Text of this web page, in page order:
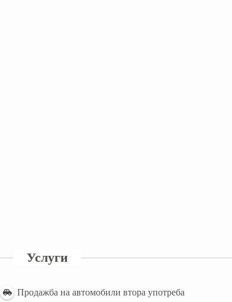
Услуги
Продажба на автомобили втора употреба